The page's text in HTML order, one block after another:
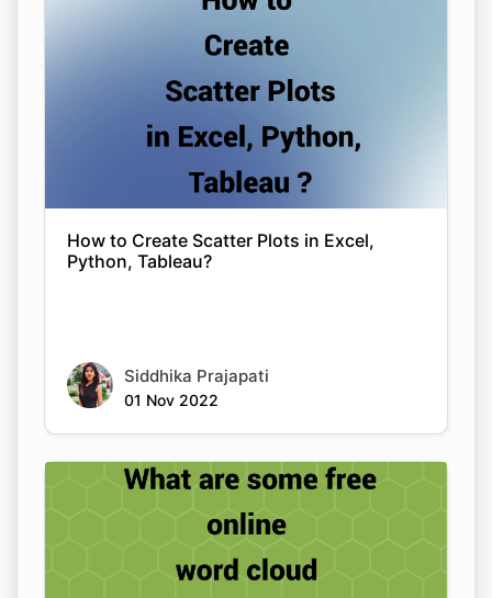
How to Create Scatter Plots in Excel,
Python, Tableau?
Siddhika Prajapati
01 Nov 2022